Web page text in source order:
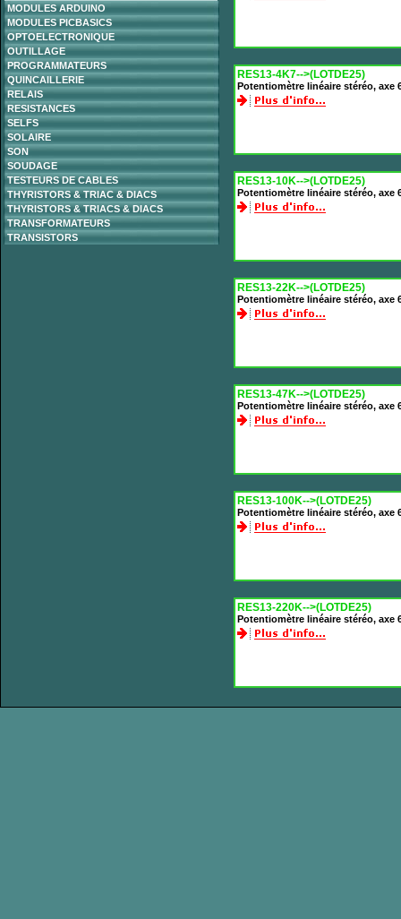
MODULES ARDUINO
MODULES PICBASICS
OPTOELECTRONIQUE
OUTILLAGE
PROGRAMMATEURS
QUINCAILLERIE
RELAIS
RESISTANCES
SELFS
SOLAIRE
SON
SOUDAGE
TESTEURS DE CABLES
THYRISTORS & TRIAC & DIACS
THYRISTORS & TRIACS & DIACS
TRANSFORMATEURS
TRANSISTORS
RES13-4K7-->(LOTDE25)
Potentiomètre linéaire stéréo, axe
RES13-10K-->(LOTDE25)
Potentiomètre linéaire stéréo, axe
RES13-22K-->(LOTDE25)
Potentiomètre linéaire stéréo, axe
RES13-47K-->(LOTDE25)
Potentiomètre linéaire stéréo, axe
RES13-100K-->(LOTDE25)
Potentiomètre linéaire stéréo, axe
RES13-220K-->(LOTDE25)
Potentiomètre linéaire stéréo, axe